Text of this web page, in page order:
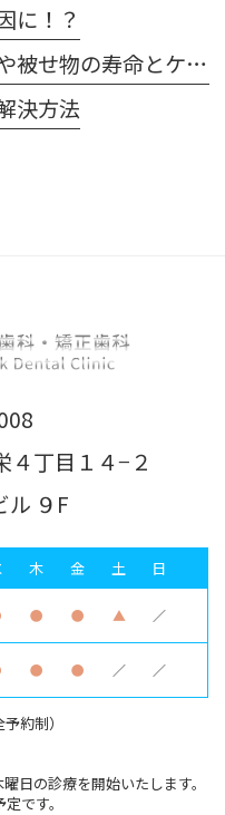
に！？
虫歯治療で使用する詰め物や被せ物の寿命とケア方法
決方法
４丁目１４−２
ル ９F
木 金 土
日
● ● ▲ ／
● ● ／ ／
約制）
日の診療を開始いたします。
です。